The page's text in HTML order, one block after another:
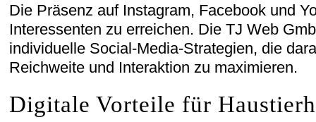
Die Präsenz auf Instagram, Facebook und
Interessenten zu erreichen. Die TJ Web
individuelle Social-Media-Strategien, die
Reichweite und Interaktion zu maximieren.
Digitale Vorteile für